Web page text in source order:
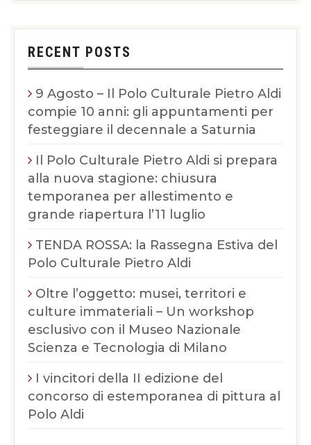
RECENT POSTS
9 Agosto – Il Polo Culturale Pietro Aldi
compie 10 anni: gli appuntamenti per
festeggiare il decennale a Saturnia
Il Polo Culturale Pietro Aldi si prepara
alla nuova stagione: chiusura
temporanea per allestimento e
grande riapertura l’11 luglio
TENDA ROSSA: la Rassegna Estiva del
Polo Culturale Pietro Aldi
Oltre l’oggetto: musei, territori e
culture immateriali – Un workshop
esclusivo con il Museo Nazionale
Scienza e Tecnologia di Milano
I vincitori della II edizione del
concorso di estemporanea di pittura al
Polo Aldi